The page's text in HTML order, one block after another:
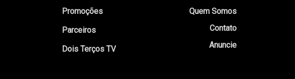
Promoções
Parceiros
Dois Terços TV
Quem Somos
Contato
Anuncie